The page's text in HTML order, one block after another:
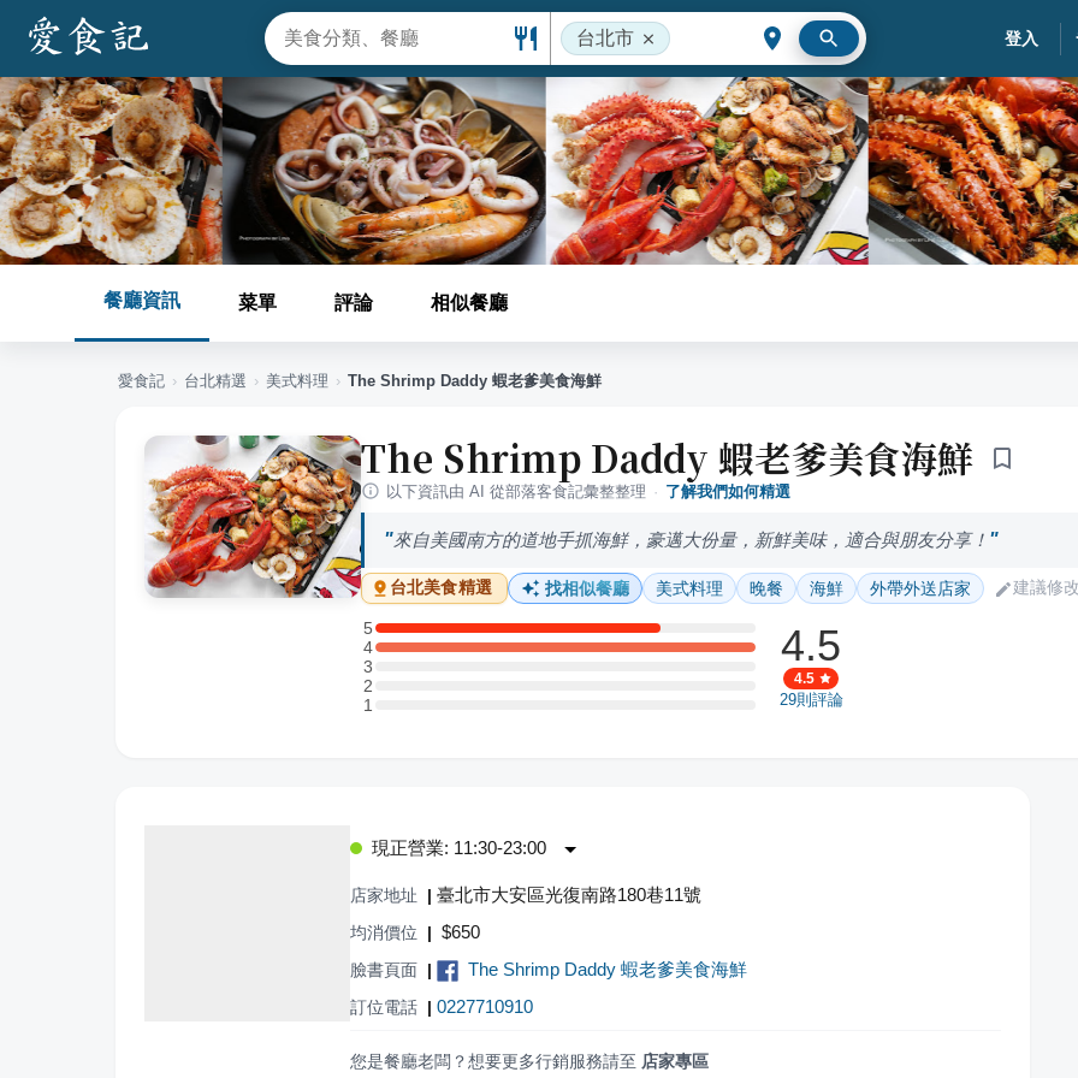
台北市 登入
餐廳資訊 菜單 評論 相似餐廳
愛食記 › 台北精選 › 美式料理 › The Shrimp Daddy 蝦老爹美食海鮮
The Shrimp Daddy 蝦老爹美食海鮮
以下資訊由 AI 從部落客食記彙整整理 · 了解我們如何精選
來自美國南方的道地手抓海鮮，豪邁大份量，新鮮美味，適合與朋友分享！
台北美食精選 找相似餐廳 美式料理 晚餐 海鮮 外帶外送店家 建議修
5
5 星：3 則評論
4
4 星：4 則評論
3
3 星：0 則評論
2
2 星：0 則評論
11 星：0 則評論
4.5
4.5
29則評論
現正營業: 11:30-23:00
店家地址 | 臺北市大安區光復南路180巷11號
均消價位 | $650
臉書頁面 | The Shrimp Daddy 蝦老爹美食海鮮
訂位電話 | 0227710910
您是餐廳老闆？想要更多行銷服務請至 店家專區